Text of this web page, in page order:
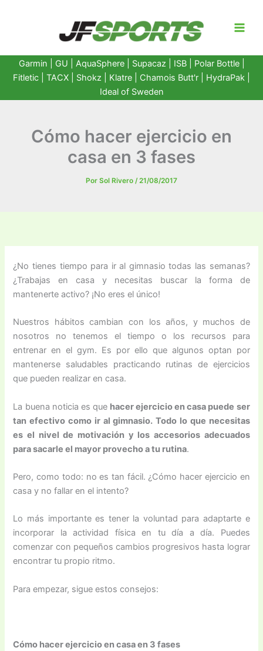
Garmin GU AquaSphere| Supacaz | ISB | Polar Bottle|
Fitletic
TACX Shokz Klatre Chamois Butt'r HydraPak
Ideal of Sweden
Cómo hacer ejercicio en
casa en 3 fases
Por Sol Rivero /21/08/2017
¿No tienes tiempo para ir al gimnasio todas las semanas?
¿Trabajas en casa y necesitas buscar la forma de
mantenerte activo? ¡No eres el único!
Nuestros hábitos cambian con los años, y muchos de
nosotros no tenemos el tiempo o los recursos para
entrenar en el gym. Es por ello que algunos optan por
mantenerse saludables practicando rutinas de ejercicios
que pueden realizar en casa.
La buena noticia es que hacer ejercicio en casa puede ser
tan efectivo como ir al gimnasio. Todo lo que necesitas
es el nivel de motivación y los accesorios adecuados
para sacarle el mayor provecho a tu rutina.
Pero, como todo: no es tan fácil. ¿Cómo hacer ejercicio en
casa y no fallar en el intento?
Lo más importante es tener la voluntad para adaptarte e
incorporar la actividad física en tu día a día. Puedes
comenzar con pequeños cambios progresivos hasta lograr
encontrar tu propio ritmo.
Para empezar, sigue estos consejos:
Cómo hacer ejercicio en casa en 3 fases